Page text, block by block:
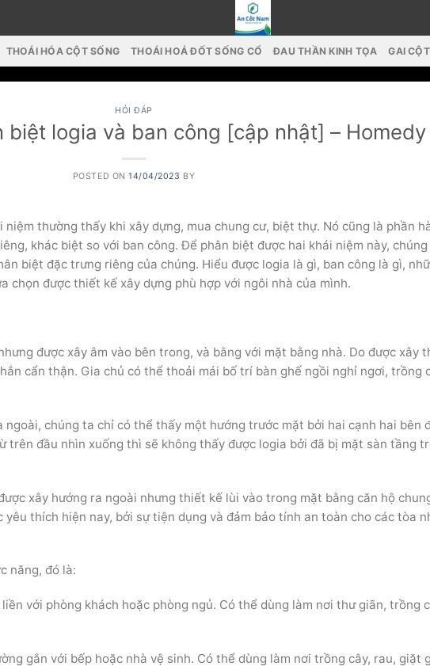
THOÁI HÓA CỘT SỐNG THOÁI HOÁ ĐỐT SỐNG CỔ ĐAU THẦN KINH TỌA GAI
HỎI ĐÁP
biệt logia và ban công [cập nhật] – Homedy
POSTED ON14/04/2023 BY
niệm thường thấy khi xây dựng, mua chung cư, biệt thự. Nó cũng là phần
khác biệt so với ban công. Để phân biệt được hai khái niệm này,
biệt đặc trưng riêng của chúng. Hiểu được logia là gì, ban công là gì,
chọn được thiết kế xây dựng phù hợp với ngôi nhà của mình.
được xây âm vào bên trong, và bằng với mặt bằng nhà. Do được xây
cẩn thận. Gia chủ có thể thoải mái bố trí bàn ghế ngồi nghỉ ngơi, trồng
chúng ta chỉ có thể thấy một hướng trước mặt bởi hai cạnh hai bên
trên đầu nhìn xuống thì sẽ không thấy được logia bởi đã bị mặt sàn tầng
xây hướng ra ngoài nhưng thiết kế lùi vào trong mặt bằng căn hộ
thích hiện nay, bởi sự tiện dụng và đảm bảo tính an toàn cho các tòa
năng, đó là:
với phòng khách hoặc phòng ngủ. Có thể dùng làm nơi thư giãn, trồng
gắn với bếp hoặc nhà vệ sinh. Có thể dùng làm nơi trồng cây, rau, giặt